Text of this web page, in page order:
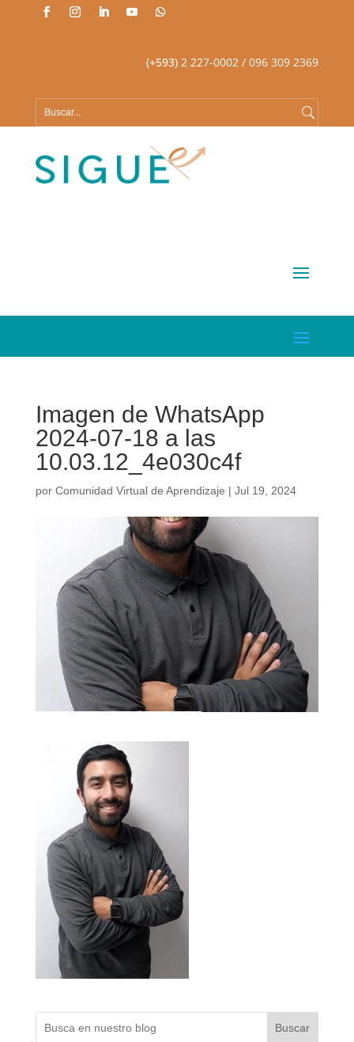
(+593)2 227-0002 / 096 309 2369
Imagen de WhatsApp
2024-07-18 a las
10.03.12_4e030c4f
por Comunidad Virtual de Aprendizaje | Jul 19, 2024
Buscar